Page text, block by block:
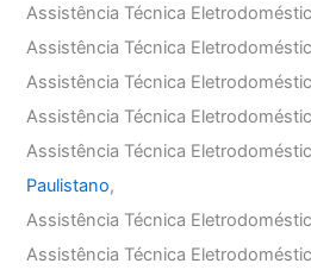
Assistência Técnica
Assistência Técnica
Assistência Técnica
Assistência Técnica
Assistência Técnica
Paulistano,
Assistência Técnica
Assistência Técnica